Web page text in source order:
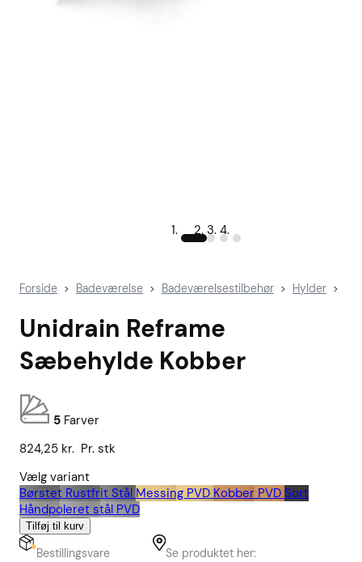
Forside > Badeværelse > Badeværelsestilbehør > Hylder >
Unidrain Reframe
Sæbehylde Kobber
5 Farver
824,25 kr. Pr. stk
Vælg variant
Børstet Rustfrit Stål Messing PVD Kobber PVD Sort
Håndpoleret stål PVD
Tilføj til kurv
Bestillingsvare
Se produktet her: